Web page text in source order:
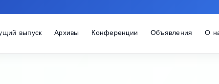
выпуск Архивы Конференции Объявления О